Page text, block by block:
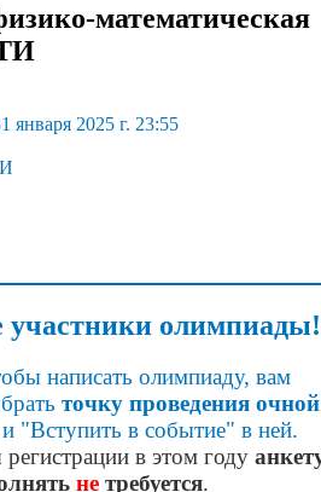
математическая
января 2025 г. 23:55
олимпиады!
написать олимпиаду, вам
точку проведения очной
и "Вступить в событие" в ней.
регистрации в этом году
не требуется.